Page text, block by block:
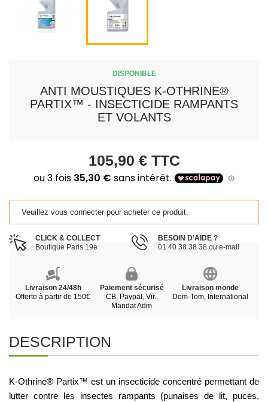
DISPONIBLE
ANTI MOUSTIQUES K-OTHRINE®
PARTIX™ - INSECTICIDE RAMPANTS
ET VOLANTS
105,90 € TTC
Veuillez vous connecter pour acheter ce produit.
CLICK & COLLECT
Boutique Paris 19e
BESOIN D’AIDE ?
01 40 38 38 38 ou e-mail
Livraison 24/48h
Offerte à partir de 150€
Paiement sécurisé
CB, Paypal, Vir.,
Mandat Adm
Livraison monde
Dom-Tom, International
DESCRIPTION
K-Othrine® Partix™ est un insecticide concentré permettant de
lutter contre les insectes rampants (punaises de lit, puces,